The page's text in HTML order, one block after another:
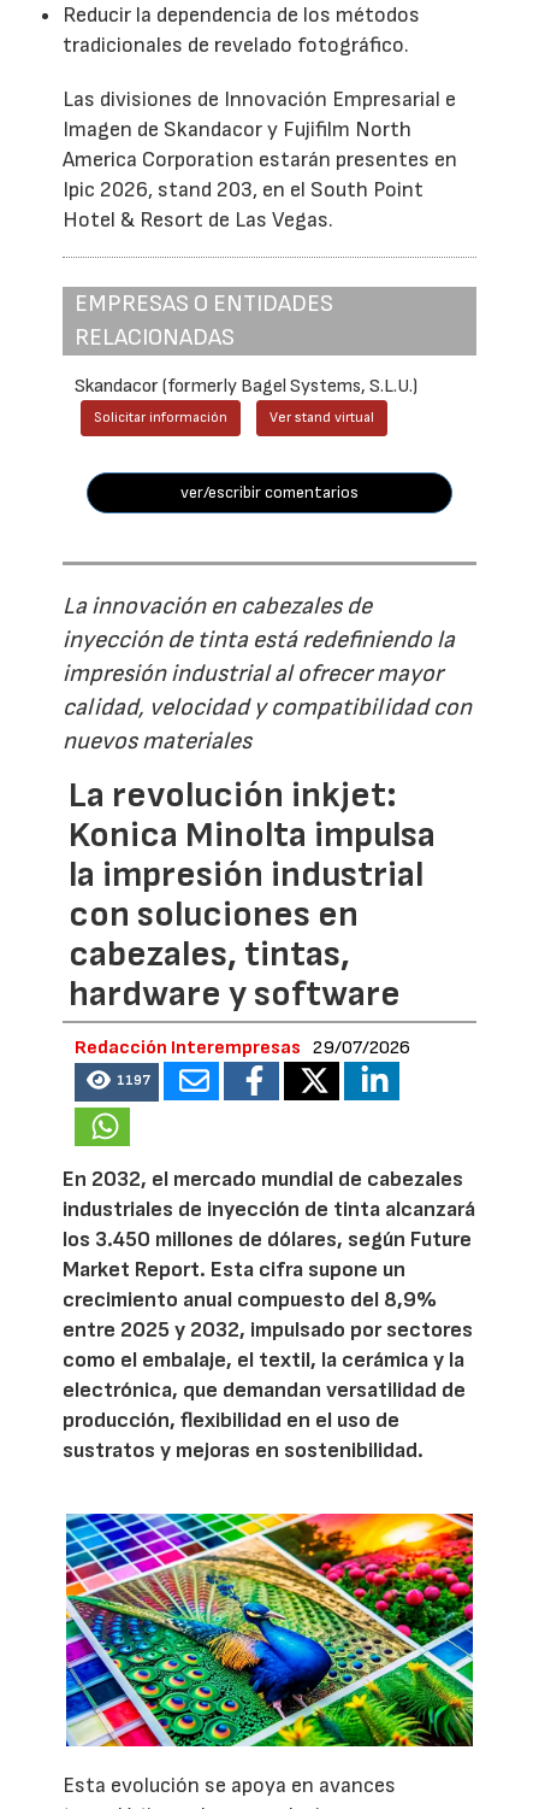
Reducir la dependencia de los métodos
tradicionales de revelado fotográfico.
Las divisiones de Innovación Empresarial e
Imagen de Skandacor y Fujifilm North
America Corporation estarán presentes en
Ipic 2026, stand 203, en el South Point
Hotel & Resort de Las Vegas.
EMPRESAS O ENTIDADES
RELACIONADAS
Skandacor (formerly Bagel Systems, S.L.U.)
Solicitar información Ver stand virtual
ver/escribir comentarios
La innovación en cabezales de
inyección de tinta está redefiniendo la
impresión industrial al ofrecer mayor
calidad, velocidad y compatibilidad con
nuevos materiales
La revolución inkjet:
Konica Minolta impulsa
la impresión industrial
con soluciones en
cabezales, tintas,
hardware y software
Redacción Interempresas 29/07/2026
1197
En 2032, el mercado mundial de cabezales
industriales de inyección de tinta alcanzará
los 3.450 millones de dólares, según Future
Market Report. Esta cifra supone un
crecimiento anual compuesto del 8,9%
entre 2025 y 2032, impulsado por sectores
como el embalaje, el textil, la cerámica y la
electrónica, que demandan versatilidad de
producción, flexibilidad en el uso de
sustratos y mejoras en sostenibilidad.
Esta evolución se apoya en avances